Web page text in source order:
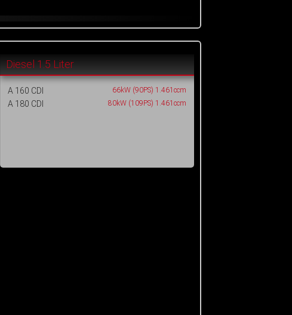
Diesel 1.5 Liter
A 160 CDI 66kW (90PS) 1.461ccm
A 180 CDI 80kW (109PS) 1.461ccm